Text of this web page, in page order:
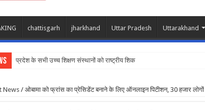
chattisgarh jharkhand Uttar Pradesh Uttarakhand
प्रदेश के सभी उच्च शिक्षण संस्थानों को राष्ट्रीय शिक्षा नीति के
News/ ओबामा को फ्रांस का प्रेसिडेंट बनाने के लिए ऑनलाइन पिटीशन, 30 हजार